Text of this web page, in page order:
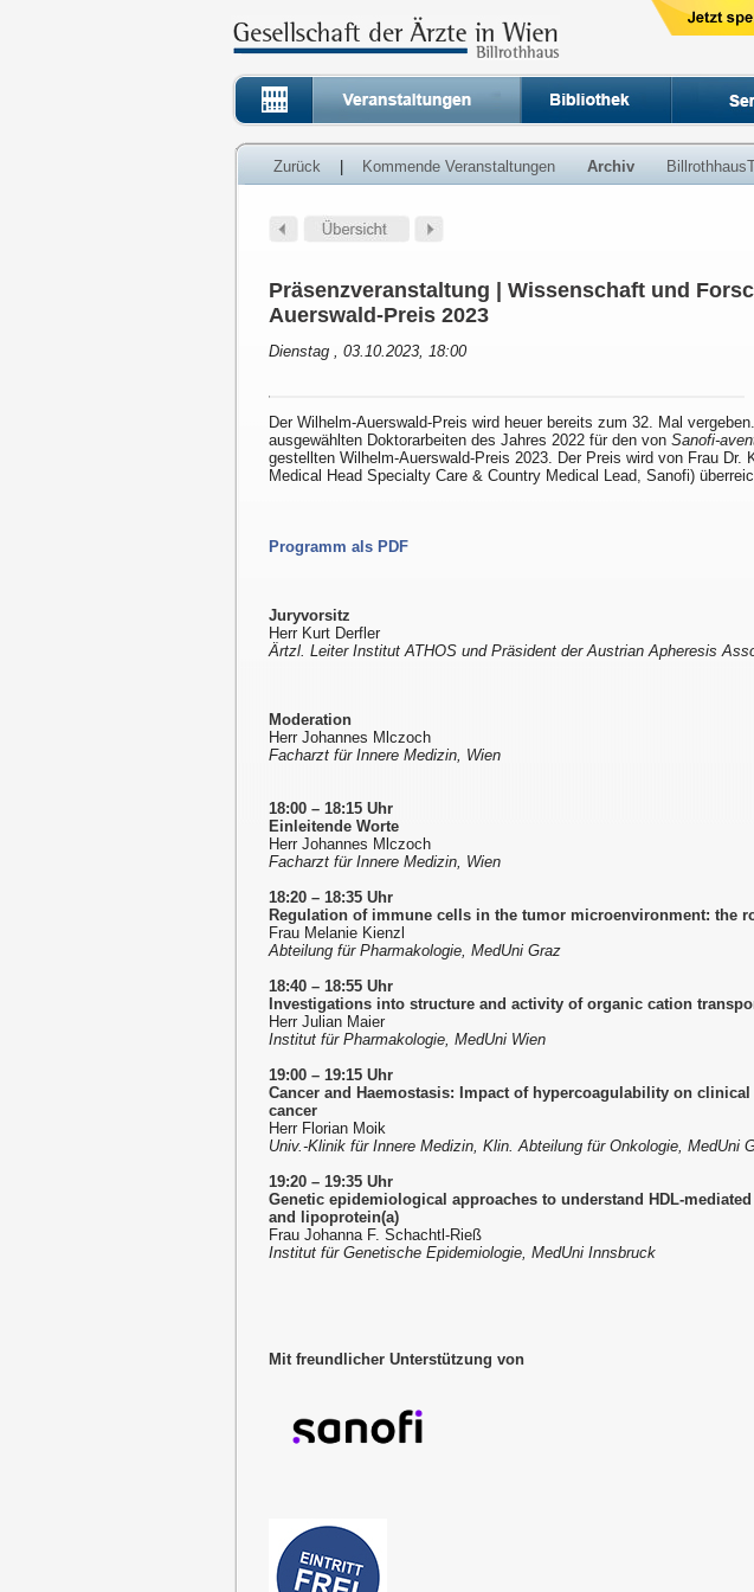
Zurück Kommende Veranstaltungen Archiv
Präsenzveranstaltung | Wissenschaft und
Auerswald-Preis 2023
Dienstag , 03.10.2023, 18:00
Der Wilhelm-Auerswald-Preis wird heuer bereits zum 32. Mal
ausgewählten Doktorarbeiten des Jahres 2022 für den von Sanofi-
gestellten Wilhelm-Auerswald-Preis 2023. Der Preis wird von Frau Dr.
Medical Head Specialty Care & Country Medical Lead, Sanofi)
Programm als PDF
Juryvorsitz
Herr Kurt Derfler
Ärtzl. Leiter Institut ATHOS und Präsident der Austrian Apheresis
Moderation
Herr Johannes Mlczoch
Facharzt für Innere Medizin, Wien
18:00 – 18:15 Uhr
Einleitende Worte
Herr Johannes Mlczoch
Facharzt für Innere Medizin, Wien
18:20 – 18:35 Uhr
Regulation of immune cells in the tumor microenvironment: the
Frau Melanie Kienzl
Abteilung für Pharmakologie, MedUni Graz
18:40 – 18:55 Uhr
Investigations into structure and activity of organic cation
Herr Julian Maier
Institut für Pharmakologie, MedUni Wien
19:00 – 19:15 Uhr
Cancer and Haemostasis: Impact of hypercoagulability on
cancer
Herr Florian Moik
Univ.-Klinik für Innere Medizin, Klin. Abteilung für Onkologie, MedUni
19:20 – 19:35 Uhr
Genetic epidemiological approaches to understand HDL-
and lipoprotein(a)
Frau Johanna F. Schachtl-Rieß
Institut für Genetische Epidemiologie, MedUni Innsbruck
Mit freundlicher Unterstützung von